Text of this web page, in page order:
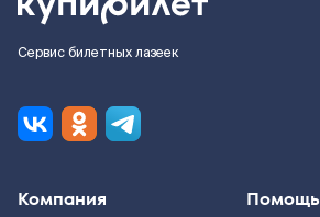
Сервис билетных лазеек
Компания Помощь